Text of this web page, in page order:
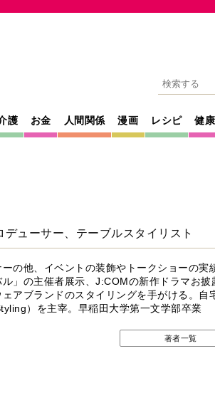
護 お金 人間関係 漫画 レシピ 健康
ューサー、テーブルスタイリスト
の他、イベントの装飾やトークショーの実
」の主催者展示、J:COMの新作ドラマお披
アブランドのスタイリングを手がける。自
）を主宰。早稲田大学第一文学部卒業
著者一覧